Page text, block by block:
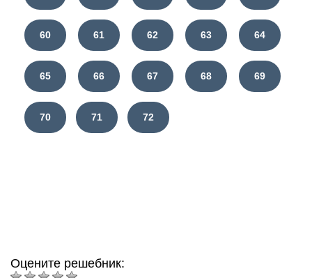
60 61 62 63 64
65 66 67 68 69
70 71 72
Оцените решебник: